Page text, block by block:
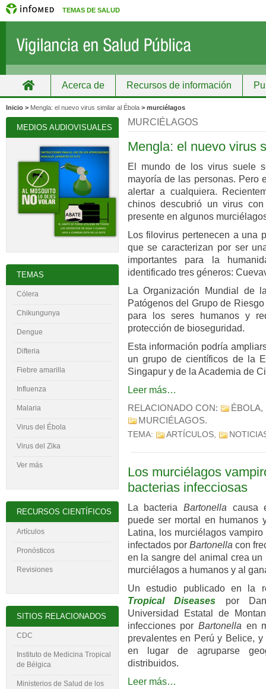
TEMAS DE SALUD
Acerca de Recursos de información
Grupos Recursos de información
Inicio > Mengla: el nuevo virus similar al Ébola > murciélagos
MURCIÉLAGOS
Mengla: el nuevo virus
El mundo de los virus suele
mayoría de las personas. Pero
alertar a cualquiera.
chinos descubrió un virus
presente en algunos
Los filovirus pertenecen a una
que se caracterizan por ser
importantes para la
identificado tres géneros:
La Organización Mundial de
Patógenos del Grupo de
para los seres humanos y
protección de bioseguridad.
Esta información podría
un grupo de científicos de la
Singapur y de la Academia de
Leer más…
RELACIONADO CON: ÉBOLA,
MURCIÉLAGOS.
TEMA: ARTÍCULOS,
Los murciélagos
bacterias infecciosas
La bacteria Bartonella causa
puede ser mortal en humanos
Latina, los murciélagos
infectados por Bartonella con
en la sangre del animal crea
murciélagos a humanos y al
Un estudio publicado en la
Tropical Diseases por
Universidad Estatal de
infecciones por Bartonella en
prevalentes en Perú y Belice,
en lugar de agruparse
distribuidos.
Leer más…
MEDIOS AUDIOVISUALES
TEMAS
Cólera
Chikungunya
Dengue
Difteria
Fiebre amarilla
Influenza
Malaria
Virus del Ébola
Virus del Zika
Ver más
RECURSOS CIENTÍFICOS
Artículos
Pronósticos
Revisiones
SITIOS RELACIONADOS
CDC
Instituto de Medicina Tropical
de Bélgica
Ministerios de Salud de los